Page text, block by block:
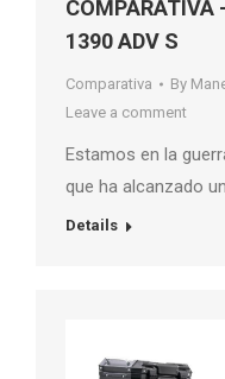
COMPARATIVA
1390 ADV S
Comparativa By
Leave a comment
Estamos en la
que ha alcanzado
Details